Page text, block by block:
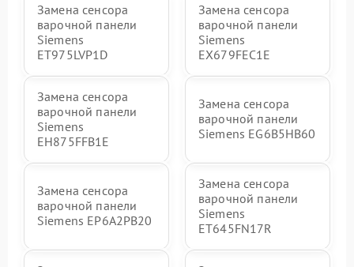
Замена сенсора
варочной панели
Siemens
ET975LVP1D
Замена сенсора
варочной панели
Siemens
EX679FEC1E
Замена сенсора
варочной панели
Siemens
EH875FFB1E
Замена сенсора
варочной панели
Siemens EG6B5HB60
Замена сенсора
варочной панели
Siemens EP6A2PB20
Замена сенсора
варочной панели
Siemens
ET645FN17R